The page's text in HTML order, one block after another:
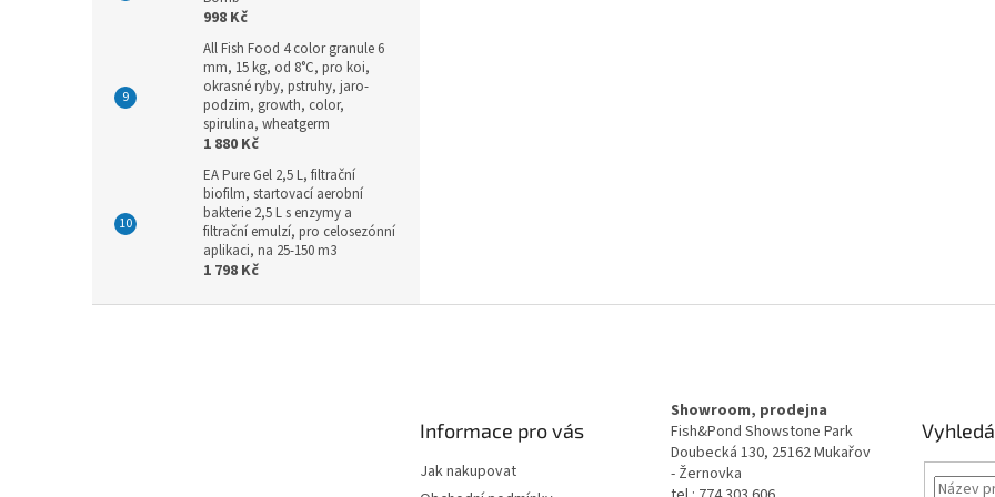
998 Kč
All Fish Food 4 color granule 6
mm, 15 kg, od 8°C, pro koi,
okrasné ryby, pstruhy, jaro-
podzim, growth, color,
spirulina, wheatgerm
1 880 Kč
EA Pure Gel 2,5 L, filtrační
biofilm, startovací aerobní
bakterie 2,5 L s enzymy a
filtrační emulzí, pro celosezónní
aplikaci, na 25-150 m3
1 798 Kč
Informace pro vás
Jak nakupovat
Showroom, prodejna
Fish&Pond Showstone Park
Doubecká 130, 25162 Mukařov
- Žernovka